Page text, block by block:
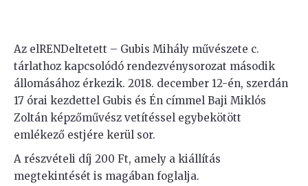
Az elRENDeltetett – Gubis Mihály művészete c.
tárlathoz kapcsolódó rendezvénysorozat második
állomásához érkezik. 2018. december 12-én, szerdán
17 órai kezdettel Gubis és Én címmel Baji Miklós
Zoltán képzőművész vetítéssel egybekötött
emlékező estjére kerül sor.
A részvételi díj 200 Ft, amely a kiállítás
megtekintését is magában foglalja.